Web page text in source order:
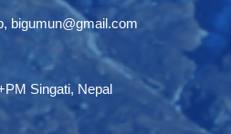
, bigumun@gmail.com
Singati, Nepal